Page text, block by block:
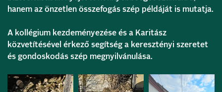
hanem az önzetlen összefogás szép példáját is mutatja.
A kollégium kezdeményezése és a Karitász
közvetítésével érkező segítség a keresztényi szeretet
és gondoskodás szép megnyilvánulása.